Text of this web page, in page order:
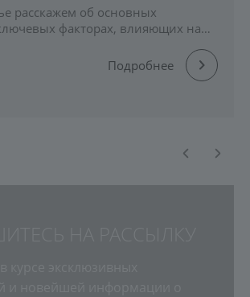
расскажем об основных
факторах, влияющих на
Подробнее